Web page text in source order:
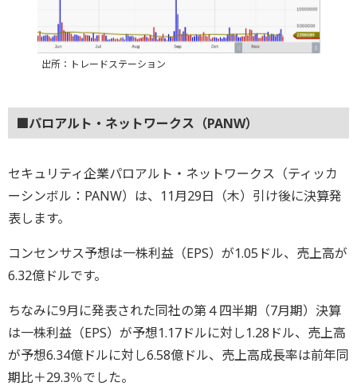
出所：トレードステーション
■パロアルト・ネットワークス（PANW）
セキュリティ企業パロアルト・ネットワークス（ティッカ
ーシンボル：PANW）は、11月29日（木）引け後に決算発
表します。
コンセンサス予想は一株利益（EPS）が1.05ドル、売上高が
6.32億ドルです。
ちなみに9月に発表された同社の第４四半期（7月期）決算
は一株利益（EPS）が予想1.17ドルに対し1.28ドル、売上高
が予想6.34億ドルに対し6.58億ドル、売上高成長率は前年同
期比＋29.3％でした。